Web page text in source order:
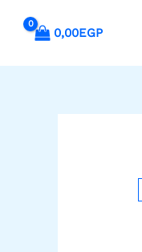
0,00EGP